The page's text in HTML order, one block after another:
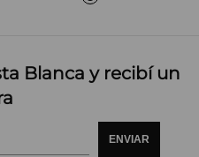
Blanca y recibí un
ENVIAR